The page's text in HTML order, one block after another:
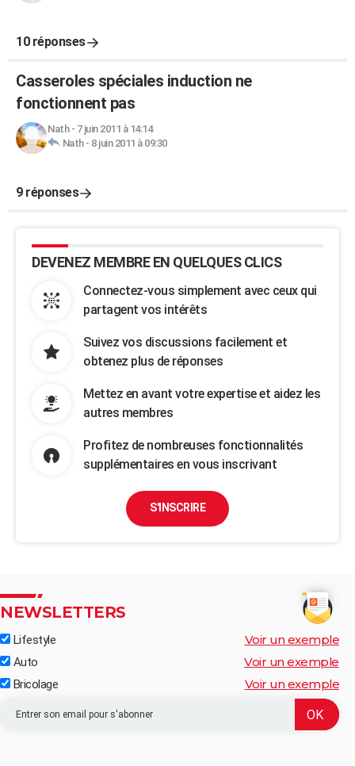
10 réponses
Casseroles spéciales induction ne
fonctionnent pas
Nath- 7 juin 2011 à 14:14
Nath- 8 juin 2011 à 09:30
9 réponses
DEVENEZ MEMBRE EN QUELQUES CLICS
Connectez-vous simplement avec ceux qui
partagent vos intérêts
Suivez vos discussions facilement et
obtenez plus de réponses
Mettez en avant votre expertise et aidez les
autres membres
Profitez de nombreuses fonctionnalités
supplémentaires en vous inscrivant
S'INSCRIRE
NEWSLETTERS
Lifestyle Voir un exemple
Auto Voir un exemple
Bricolage Voir un exemple